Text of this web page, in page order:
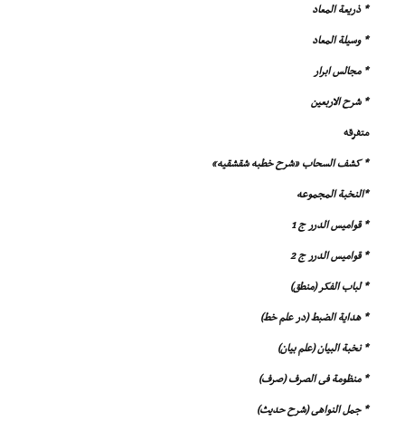
* ذریعة المعاد
* وسیلة المعاد
* مجالس ابرار
* شرح الاربعین
متفرقه
* کشف السحاب «شرح خطبه شقشقیه»
*النخبة المجموعه
* قوامیس الدرر ج 1
* قوامیس الدرر ج 2
* لباب الفکر (منطق)
* هدایة الضبط (در علم خط)
* نخبة البیان (علم بیان)
* منظومة فى الصرف (صرف)
* جمل النواهى (شرح حدیث)